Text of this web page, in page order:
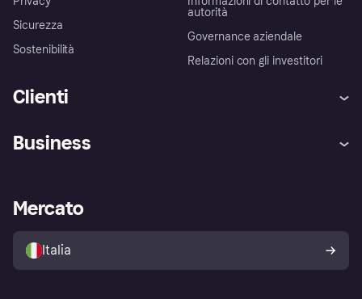
Sicurezza
Sostenibilità
autorità
Governance aziendale
Relazioni con gli investitori
Clienti
Esplora i negozi
Politica di protezione
dell'acquirente Klarna
Business
Accesso aziende
Mercato
Italia